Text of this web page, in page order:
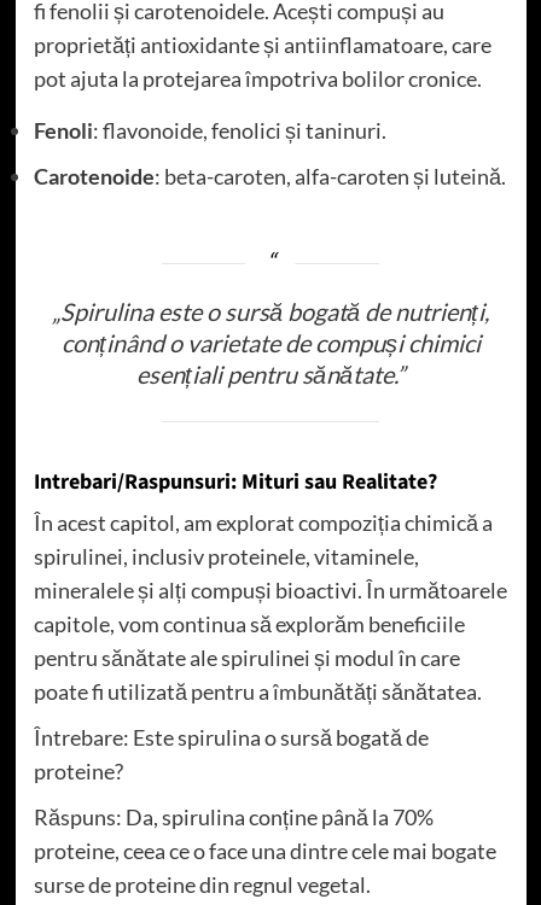
fi fenolii și carotenoidele. Acești compuși au
proprietăți antioxidante și antiinflamatoare, care
pot ajuta la protejarea împotriva bolilor cronice.
Fenoli: flavonoide, fenolici și taninuri.
Carotenoide: beta-caroten, alfa-caroten și luteină.
„Spirulina este o sursă bogată de nutrienți,
conținând o varietate de compuși chimici
esențiali pentru sănătate.”
Intrebari/Raspunsuri: Mituri sau Realitate?
În acest capitol, am explorat compoziția chimică a
spirulinei, inclusiv proteinele, vitaminele,
mineralele și alți compuși bioactivi. În următoarele
capitole, vom continua să explorăm beneficiile
pentru sănătate ale spirulinei și modul în care
poate fi utilizată pentru a îmbunătăți sănătatea.
Întrebare: Este spirulina o sursă bogată de
proteine?
Răspuns: Da, spirulina conține până la 70%
proteine, ceea ce o face una dintre cele mai bogate
surse de proteine din regnul vegetal.